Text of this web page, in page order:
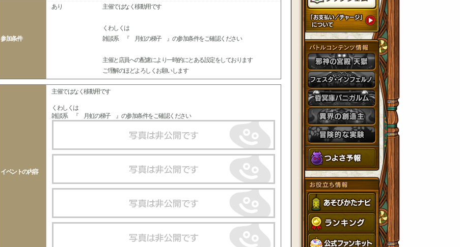
参加条件
あり 主催ではなく移動用です
くわしくは
雑談系 『 月虹の梯子 』の参加条件をご確認ください
主催と店員への配慮により一時的にとある設定をしております
ご理解のほどよろしくお願いします
イベントの内容
主催ではなく移動用です
くわしくは
雑談系 『 月虹の梯子 』の参加条件をご確認ください